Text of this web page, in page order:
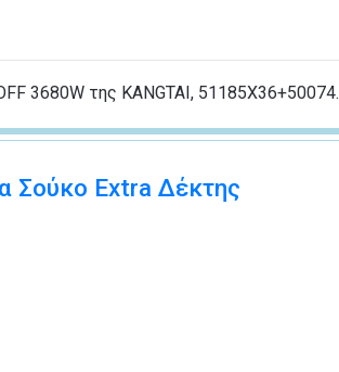
3680W της KANGTAI, 51185X36+50074.
Σούκο Extra Δέκτης